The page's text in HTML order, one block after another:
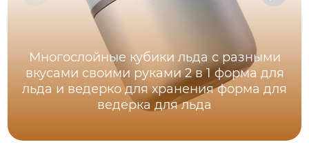
Многослойные кубики льда с разными
вкусами своими руками 2 в 1 форма для
льда и ведерко для хранения форма для
ведерка для льда